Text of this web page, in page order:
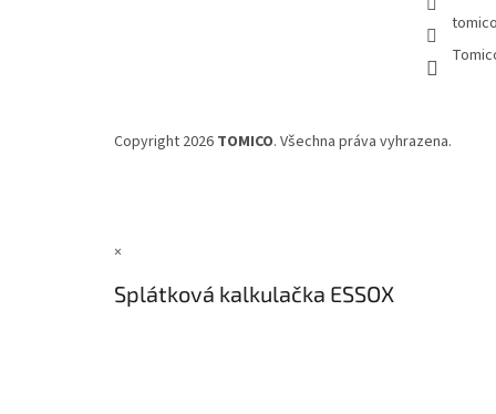
Copyright 2026 TOMICO. Všechna práva vyhrazena.
×
Splátková kalkulačka ESSOX